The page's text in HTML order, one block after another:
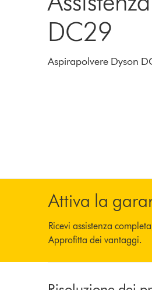
DC29
Aspirapolvere Dyson
Attiva la
Ricevi assistenza
Approfitta dei vantaggi.